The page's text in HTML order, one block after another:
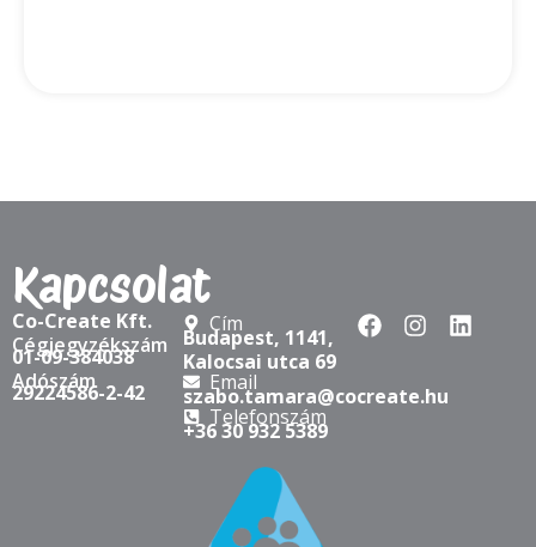
Kapcsolat
Co-Create Kft.
Cégjegyzékszám
01-09-384038
Adószám
29224586-2-42
Cím
Budapest, 1141,
Kalocsai utca 69
Email
szabo.tamara@cocreate.hu
Telefonszám
+36 30 932 5389